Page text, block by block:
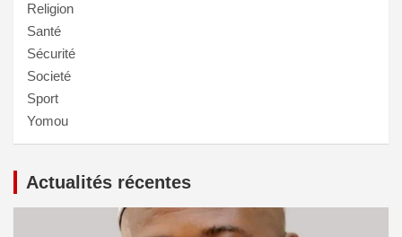
Religion
Santé
Sécurité
Societé
Sport
Yomou
Actualités récentes